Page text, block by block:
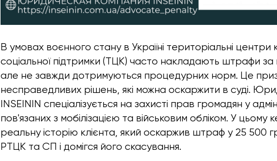
В умовах воєнного стану в Україні територіальні центри
соціальної підтримки (ТЦК) часто накладають штрафи за
але не завжди дотримуються процедурних норм. Це
несправедливих рішень, які можна оскаржити в суді.
INSEININ спеціалізується на захисті прав громадян у
пов'язаних з мобілізацією та військовим обліком. У цьому
реальну історію клієнта, який оскаржив штраф у 25 500
РТЦК та СП і домігся його скасування.